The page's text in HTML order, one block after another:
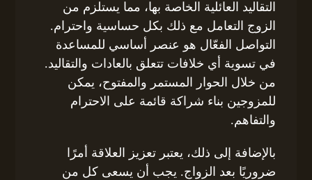
التقاليد العائلية الخاصة بها، مما يستلزم من
الزوج التعامل مع ذلك بكل حساسية واحترام.
التواصل الفعّال هو عنصر أساسي للمساعدة
في تسوية أي خلافات تتعلق بالعادات والتقاليد.
من خلال الحوار المستمر والمفتوح، يمكن
للمزوجين بناء شراكة قائمة على الاحترام
والتفاهم.
بالإضافة إلى ذلك، يعتبر تعزيز العلاقة أمرًا
ضروريًا بعد الزواج. يجب أن يسعى كل من